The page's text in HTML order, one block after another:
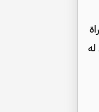
خلاله في حوالي 50 مباراة
بل له